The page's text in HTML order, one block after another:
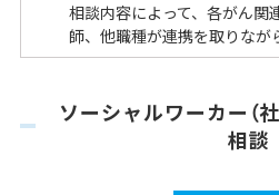
相談内容によって、各がん関
師、他職種が連携を取りなが
ソーシャルワーカー（
相談